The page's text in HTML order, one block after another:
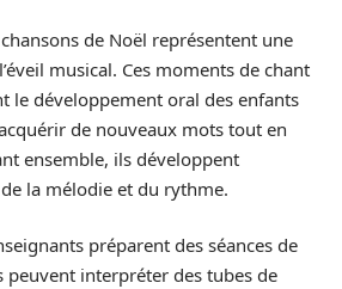
de Noël représentent une
musical. Ces moments de chant
le développement oral des enfants
de nouveaux mots tout en
ensemble, ils développent
la mélodie et du rythme.
préparent des séances de
peuvent interpréter des tubes de